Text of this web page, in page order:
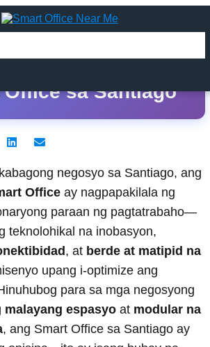
na
sa Santiago
Share
n
k
e
I
n
Share
a
i
l
negosyo sa Santiago, ang
Office ay nagpapakilala ng
paraan ng pagtatrabaho—
teknolohikal na inobasyon,
, at berde at matipid na
upang i-optimize ang
para sa mga negosyong
malayang espasyo at modular na
, ang Smart Office sa Santiago ay